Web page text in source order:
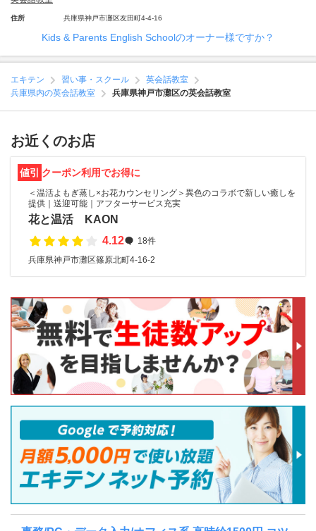
住所 兵庫県神戸市灘区友田町4-4-16
Kids & Parents English Schoolのオーナー様ですか？
エキテン 習い事・スクール
英会話教室
兵庫県内の英会話教室
兵庫県神戸市灘区の英会話教室
お近くのお店
値引 クーポン利用でお得に
＜温活よもぎ蒸し×お花カウンセリング＞異色のコラボで新しい癒しを
提供｜送迎可能｜アフターサービス充実
花と温活 KAON
4.12
18件
兵庫県神戸市灘区篠原北町4-16-2